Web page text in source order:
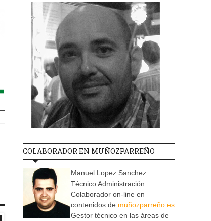
COLABORADOR EN MUÑOZPARREÑO
Manuel Lopez Sanchez.
Técnico Administración.
Colaborador on-line en
contenidos de muñozparreño.es
Gestor técnico en las áreas de